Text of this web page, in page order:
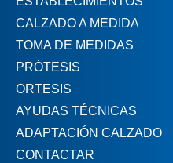
CALZADO A MEDIDA
TOMA DE MEDIDAS
PRÓTESIS
ORTESIS
AYUDAS TÉCNICAS
ADAPTACIÓN CALZADO
CONTACTAR